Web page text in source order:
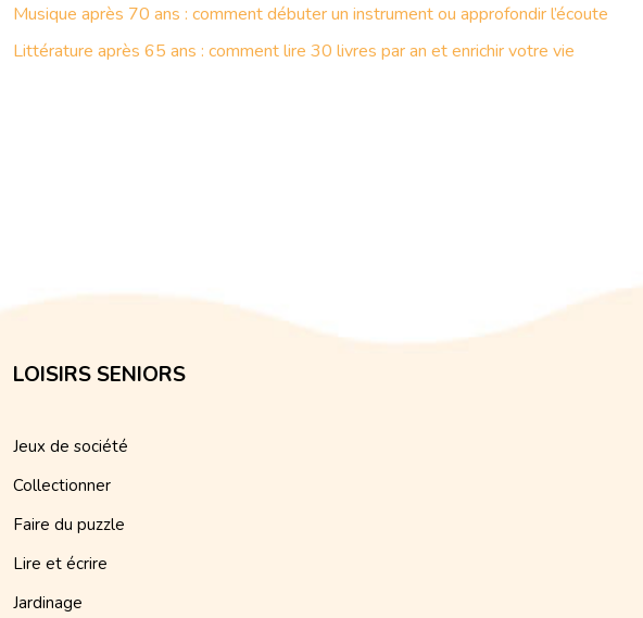
Musique après 70 ans : comment débuter un instrument ou approfondir l’écoute
Littérature après 65 ans : comment lire 30 livres par an et enrichir votre vie
LOISIRS SENIORS
Jeux de société
Collectionner
Faire du puzzle
Lire et écrire
Jardinage